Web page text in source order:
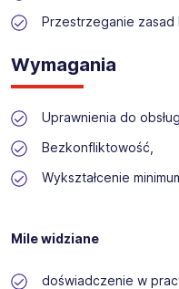
Przestrzeganie zasad
Wymagania
Uprawnienia do
Bezkonfliktowość,
Wykształcenie
Mile widziane
doświadczenie w